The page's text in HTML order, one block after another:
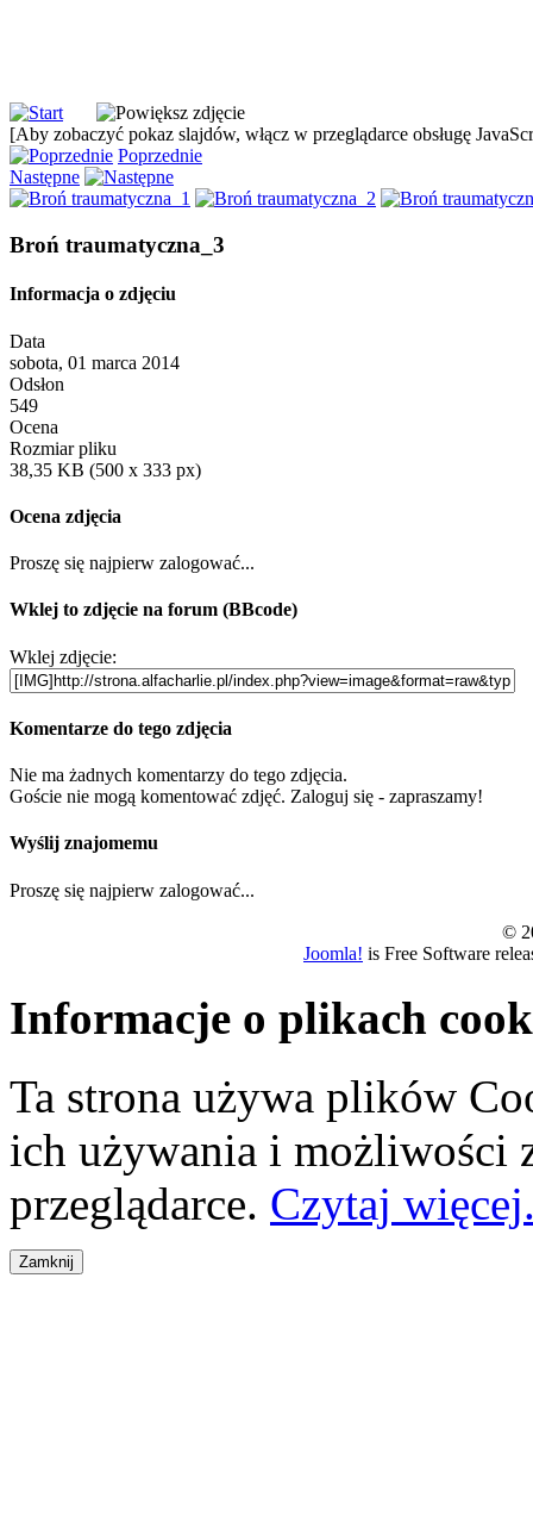
[Aby zobaczyć pokaz slajdów, włącz w przeglądarce obsługę
Poprzednie
Następne
Broń traumatyczna_3
Informacja o zdjęciu
Data
sobota, 01 marca 2014
Odsłon
549
Ocena
Rozmiar pliku
38,35 KB (500 x 333 px)
Ocena zdjęcia
Proszę się najpierw zalogować...
Wklej to zdjęcie na forum (BBcode)
Wklej zdjęcie:
Komentarze do tego zdjęcia
Nie ma żadnych komentarzy do tego zdjęcia.
Goście nie mogą komentować zdjęć. Zaloguj się - zapraszamy!
Wyślij znajomemu
Proszę się najpierw zalogować...
©
Joomla! is Free Software
Informacje o plikach
Ta strona używa plików
ich używania i możliwości
przeglądarce. Czytaj